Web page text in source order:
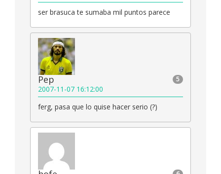
ser brasuca te sumaba mil puntos parece
5
Pep
2007-11-07 16:12:00
ferg, pasa que lo quise hacer serio (?)